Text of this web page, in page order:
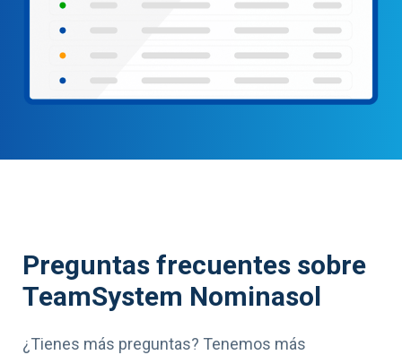
Preguntas frecuentes sobre
TeamSystem Nominasol
¿Tienes más preguntas? Tenemos más